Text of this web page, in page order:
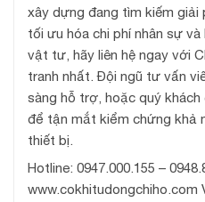
xây dựng đang tìm kiếm giải
tối ưu hóa chi phí nhân sự
vật tư, hãy liên hệ ngay với
tranh nhất. Đội ngũ tư vấn
sàng hỗ trợ, hoặc quý
để tận mắt kiểm chứng khả
thiết bị.
Hotline: 0947.000.155 –
www.cokhitudongchiho.com